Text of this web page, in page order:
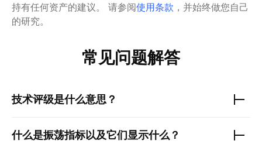
持有任何资产的建议。
请参阅使用条款 ，并始终做您自己
的研究。
常见问题解答
技术评级是什么意思？
什么是振荡指标以及它们显示什么？